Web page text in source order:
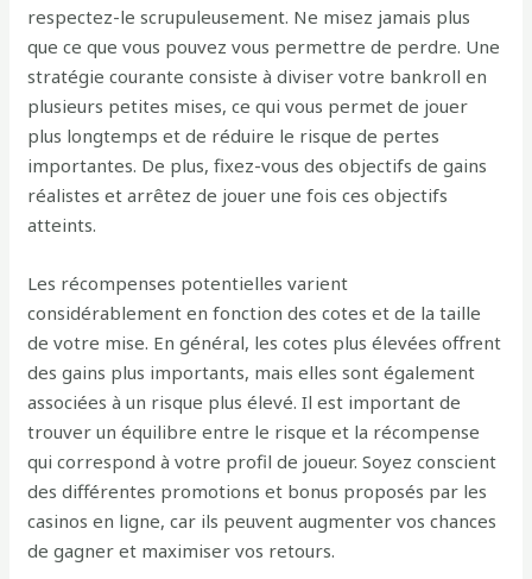
respectez-le scrupuleusement. Ne misez jamais plus
que ce que vous pouvez vous permettre de perdre. Une
stratégie courante consiste à diviser votre bankroll en
plusieurs petites mises, ce qui vous permet de jouer
plus longtemps et de réduire le risque de pertes
importantes. De plus, fixez-vous des objectifs de gains
réalistes et arrêtez de jouer une fois ces objectifs
atteints.
Les récompenses potentielles varient
considérablement en fonction des cotes et de la taille
de votre mise. En général, les cotes plus élevées offrent
des gains plus importants, mais elles sont également
associées à un risque plus élevé. Il est important de
trouver un équilibre entre le risque et la récompense
qui correspond à votre profil de joueur. Soyez conscient
des différentes promotions et bonus proposés par les
casinos en ligne, car ils peuvent augmenter vos chances
de gagner et maximiser vos retours.